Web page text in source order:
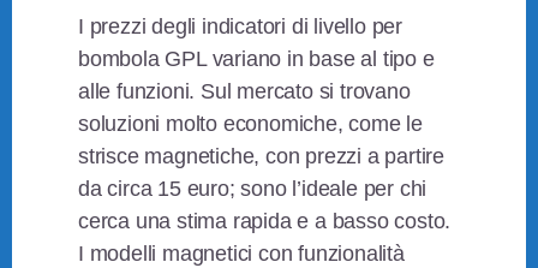
I prezzi degli indicatori di livello per
bombola GPL variano in base al tipo e
alle funzioni. Sul mercato si trovano
soluzioni molto economiche, come le
strisce magnetiche, con prezzi a partire
da circa 15 euro; sono l’ideale per chi
cerca una stima rapida e a basso costo.
I modelli magnetici con funzionalità